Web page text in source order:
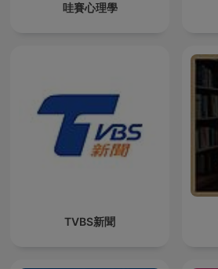
哇賽心理學
TVBS新聞